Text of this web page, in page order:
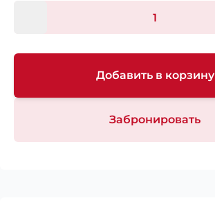
Добавить в корзину
Забронировать